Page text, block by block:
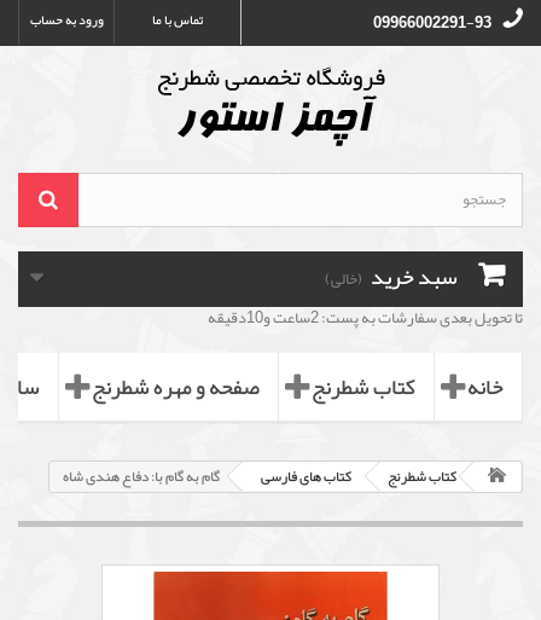
ورود به حساب تماس با ما 09966002291-93
سبد خرید (خالی)
تا تحویل بعدی سفارشات به پست: 2ساعت و10دقیقه
خانه کتاب شطرنج صفحه و مهره شطرنج
کتاب شطرنج کتاب های فارسی گام به گام با: دفاع هندی شاه